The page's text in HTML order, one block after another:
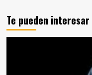
Te pueden interesar